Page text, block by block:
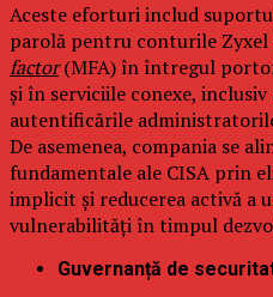
Aceste eforturi includ
parolă pentru conturile
factor(MFA) în întregul
și în serviciile conexe, inclusiv
autentificările
De asemenea, compania se
fundamentale ale CISA prin
implicit și reducerea activă a
vulnerabilități în timpul
Guvernanță de